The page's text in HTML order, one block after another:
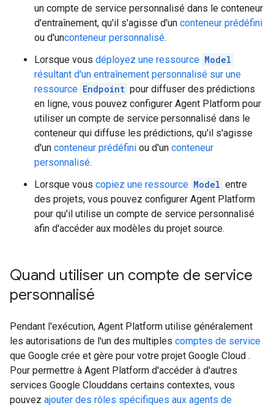
un compte de service personnalisé dans le conteneur
d'entraînement, qu'il s'agisse d'un conteneur prédéfini
ou d'unconteneur personnalisé.
Lorsque vous déployez une ressource Model
résultant d'un entraînement personnalisé sur une
ressource Endpoint pour diffuser des prédictions
en ligne, vous pouvez configurer Agent Platform pour
utiliser un compte de service personnalisé dans le
conteneur qui diffuse les prédictions, qu'il s'agisse
d'un conteneur prédéfini ou d'un conteneur
personnalisé.
Lorsque vous copiez une ressource Model entre
des projets, vous pouvez configurer Agent Platform
pour qu'il utilise un compte de service personnalisé
afin d'accéder aux modèles du projet source.
Quand utiliser un compte de service
personnalisé
Pendant l'exécution, Agent Platform utilise généralement
les autorisations de l'un des multiples comptes de service
que Google crée et gère pour votre projet Google Cloud .
Pour permettre à Agent Platform d'accéder à d'autres
services Google Clouddans certains contextes, vous
pouvez ajouter des rôles spécifiques aux agents de